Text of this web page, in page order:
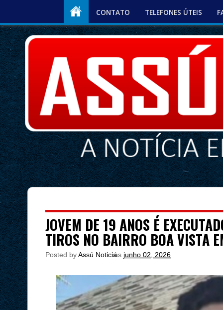
CONTATO TELEFONES ÚTEIS
JOVEM DE 19 ANOS É
TIROS NO BAIRRO BOA VISTA
Posted byAssú Noticia
às junho 02, 2026